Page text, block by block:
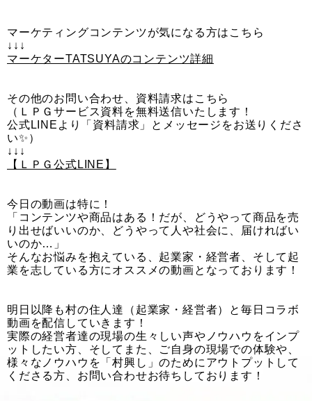
マーケティングコンテンツが気になる方はこちら
↓↓↓
マーケターTATSUYAのコンテンツ詳細
その他のお問い合わせ、資料請求はこちら
（ＬＰＧサービス資料を無料送信いたします！
公式LINEより「資料請求」とメッセージをお送りくださ
い✨）
↓↓↓
【ＬＰＧ公式LINE】
今日の動画は特に！
「コンテンツや商品はある！だが、どうやって商品を売
り出せばいいのか、どうやって人や社会に、届ければい
いのか…」
そんなお悩みを抱えている、起業家・経営者、そして起
業を志している方にオススメの動画となっております！
明日以降も村の住人達（起業家・経営者）と毎日コラボ
動画を配信していきます！
実際の経営者達の現場の生々しい声やノウハウをインプ
ットしたい方、そしてまた、ご自身の現場での体験や、
様々なノウハウを「村興し」のためにアウトプットして
くださる方、お問い合わせお待ちしております！